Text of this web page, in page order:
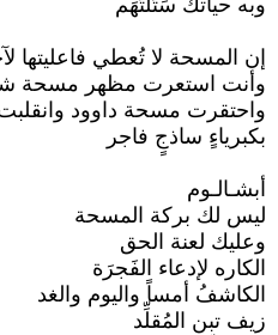
وبه حياتك سَتُلتَهَم
إن المسحة لا تُعطي فاعليتها
وأنت استعرت مظهر مسحة
واحتقرت مسحة داوود وانقلبت
بكبرياءٍ ساذجٍ فاجر
أبشـالـوم
ليس لك بركة المسحة
وعليك لعنة الحق
الكاره لإدعاء الفَجرَة
الكاشفُ أمساً واليوم والغد
زيف تبن المُقلِّد